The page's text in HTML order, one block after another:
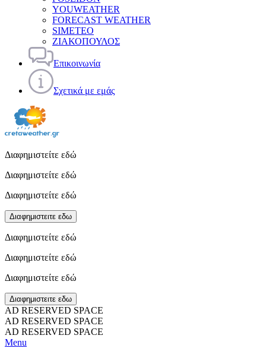
YOUWEATHER
FORECAST WEATHER
SIMETEO
ΖΙΑΚΟΠΟΥΛΟΣ
Επικοινωνία
Σχετικά με εμάς
Διαφημιστείτε εδώ
Διαφημιστείτε εδώ
Διαφημιστείτε εδώ
Διαφημιστειτε εδω
Διαφημιστείτε εδώ
Διαφημιστείτε εδώ
Διαφημιστείτε εδώ
Διαφημιστειτε εδω
AD RESERVED SPACE
AD RESERVED SPACE
AD RESERVED SPACE
Menu